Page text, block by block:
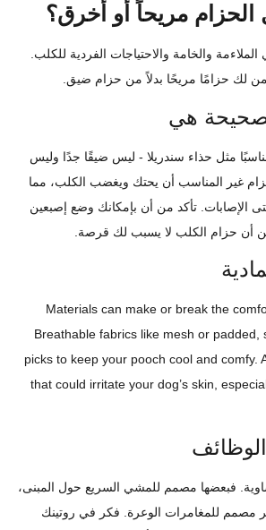
الحزام مريحاً أو أخرق؟
والخامة والاحتياجات الفردية للكلب.
لك حزامًا مريحًا بدلاً من حزام ضيق.
مثل حذاء سندريلا - ليس ضيقًا جدًا وليس
غير المناسب أن يحتك ويغضب الكلب، مما
الإصابات. تأكد من أن بإمكانك وضع إصبعين
أن حزام الكلب لا يسبب لك قرصة.
Materials can make or break the
Breathable fabrics like mesh or padded,
picks to keep your pooch cool and comfy.
that could irritate your dog’s skin,
فبعضها مصمم للمشي السريع حول المبنى،
مصمم للمغامرات الوعرة. فكر في روتينك